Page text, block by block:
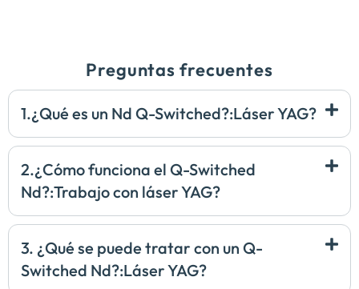
Preguntas frecuentes
1.¿Qué es un Nd Q-Switched?:Láser YAG?
2.¿Cómo funciona el Q-Switched
Nd?:Trabajo con láser YAG?
3. ¿Qué se puede tratar con un Q-
Switched Nd?:Láser YAG?